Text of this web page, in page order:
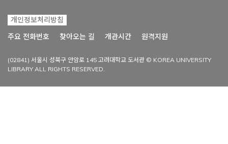
개인정보처리방침
주요 전화번호
찾아오는 길 개관시간 원격지원
(02841) 서울시 성북구 안암로 145 고려대학교 도서관 © KOREA UNIVERSITY
LIBRARY ALL RIGHTS RESERVED.